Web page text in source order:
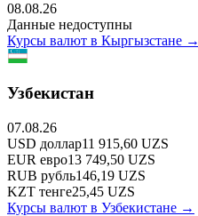
08.08.26
Данные недоступны
Курсы валют в Кыргызстане →
Узбекистан
07.08.26
USD доллар11 915,60 UZS
EUR евро13 749,50 UZS
RUB рубль146,19 UZS
KZT тенге25,45 UZS
Курсы валют в Узбекистане →